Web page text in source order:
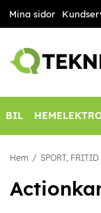
Mina sidor
BIL
Hem SPORT,